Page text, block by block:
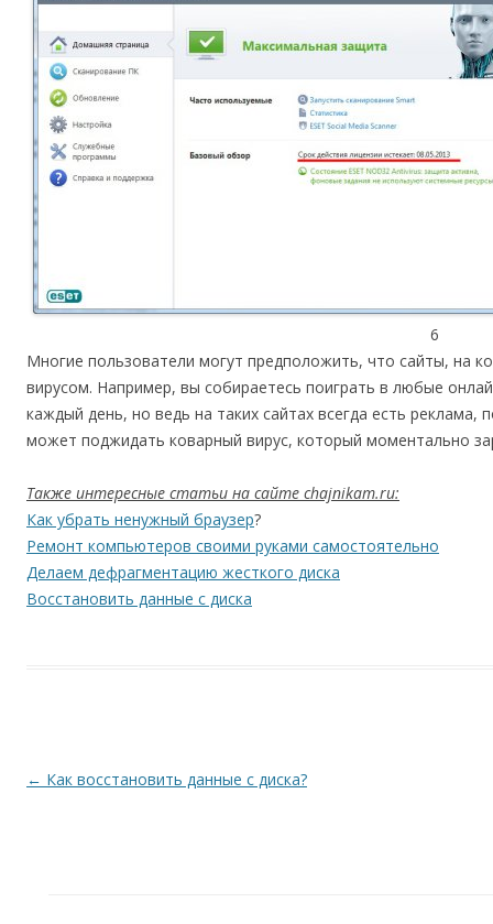
6
Многие пользователи могут предположить, что сайты, на
вирусом. Например, вы собираетесь поиграть в любые
каждый день, но ведь на таких сайтах всегда есть
может поджидать коварный вирус, который моментально
Также интересные статьи на сайте chajnikam.ru:
Как убрать ненужный браузер?
Ремонт компьютеров своими руками самостоятельно
Делаем дефрагментацию жесткого диска
Восстановить данные с диска
Навигация по записям
← Как восстановить данные с диска?